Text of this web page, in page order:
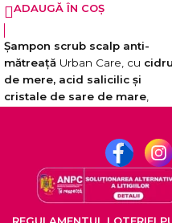
ADAUGĂ ÎN COȘ
Șampon scrub scalp anti-
mătreață Urban Care, cu cidru
de mere, acid salicilic și
cristale de sare de mare
mătreața și oferă o senzație de
prospețime de lungă durată.
Formulă vegană. Testat
dermatologic.